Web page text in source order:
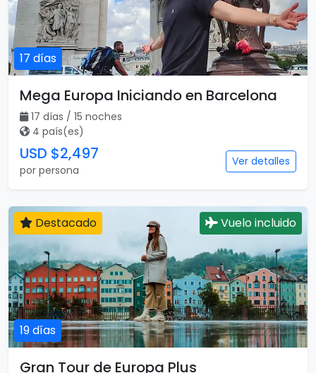
17 días
Mega Europa Iniciando en Barcelona
17 días / 15 noches
4 país(es)
USD $2,497
por persona
Ver detalles
19 días
Destacado Vuelo incluido
Gran Tour de Europa Plus